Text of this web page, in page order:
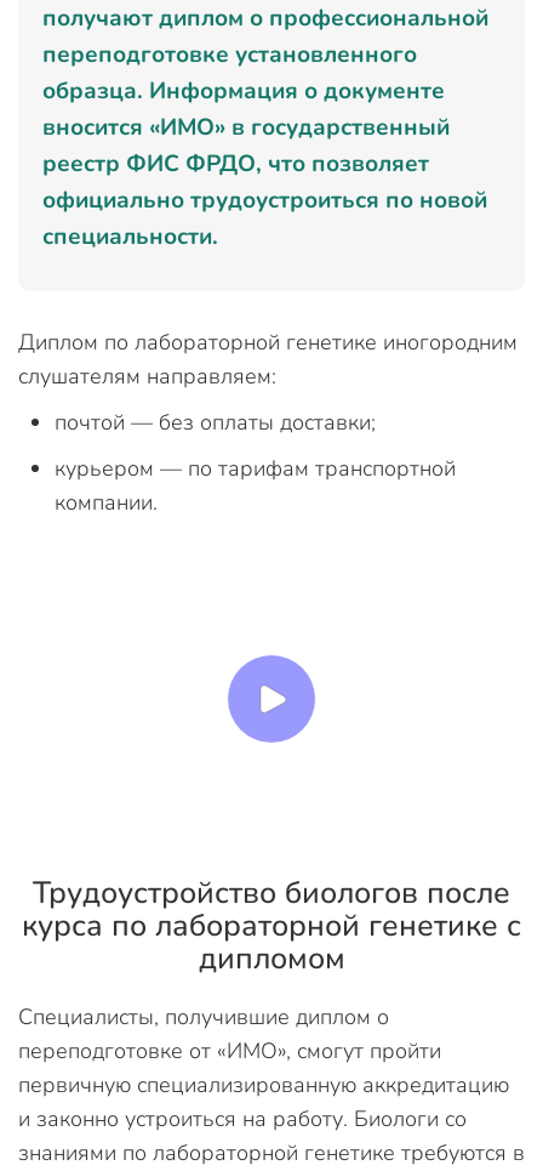
получают диплом о профессиональной
переподготовке установленного
образца. Информация о документе
вносится «ИМО» в государственный
реестр ФИС ФРДО, что позволяет
официально трудоустроиться по новой
специальности.
Диплом по лабораторной генетике иногородним
слушателям направляем:
почтой — без оплаты доставки;
курьером — по тарифам транспортной
компании.
Трудоустройство биологов после
курса по лабораторной генетике с
дипломом
Специалисты, получившие диплом о
переподготовке от «ИМО», смогут пройти
первичную специализированную аккредитацию
и законно устроиться на работу. Биологи со
знаниями по лабораторной генетике требуются в